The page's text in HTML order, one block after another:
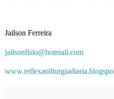
Jailson Ferreira
jailsonfisio@hotmail.com